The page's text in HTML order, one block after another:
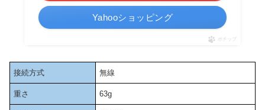
Yahooショッピング
ポチップ
接続方式 無線
重さ 63g